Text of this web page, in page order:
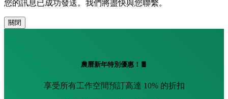
您的訊息已成功發送。我們將盡快與您聯繫。
關閉
農曆新年特別優惠！🧧
享受所有工作空間預訂高達 10% 的折扣